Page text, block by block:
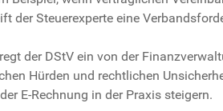
der Steuerexperte eine
der DStV ein von der
Hürden und rechtlichen
E-Rechnung in der Praxis steigern.